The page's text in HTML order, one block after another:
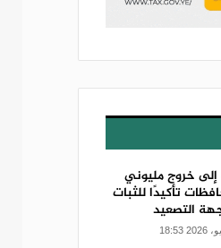
إلى خروج مليوني
تأكيدًا للثبات
التصعيد